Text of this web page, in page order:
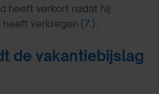
heeft verkort nadat hij
verkregen (7.).
de vakantiebijslag